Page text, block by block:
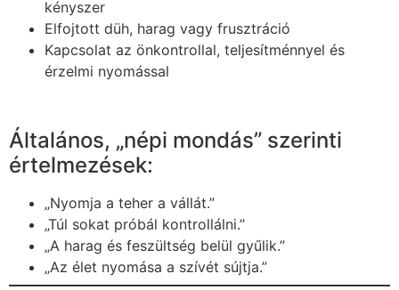
kényszer
Elfojtott düh, harag vagy frusztráció
Kapcsolat az önkontrollal, teljesítménnyel és
érzelmi nyomással
Általános, „népi mondás” szerinti
értelmezések:
„Nyomja a teher a vállát.”
„Túl sokat próbál kontrollálni.”
„A harag és feszültség belül gyűlik.”
„Az élet nyomása a szívét sújtja.”